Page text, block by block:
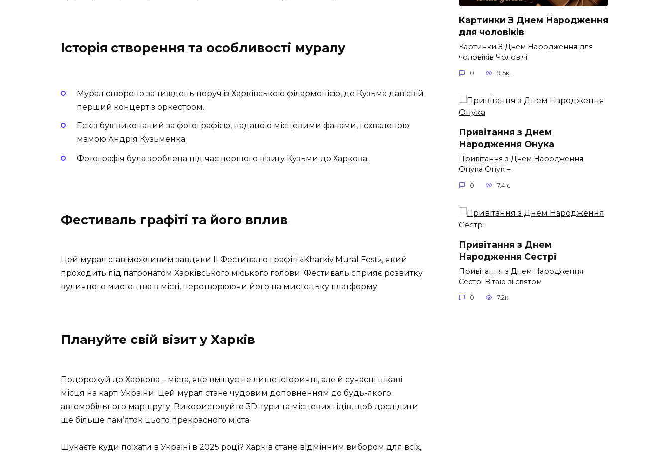
Історія створення та особливості муралу
Мурал створено за тиждень поруч із Харківською філармонією, де Кузьма дав свій
перший концерт з оркестром.
Ескіз був виконаний за фотографією, наданою місцевими фанами, і схваленою
мамою Андрія Кузьменка.
Фотографія була зроблена під час першого візиту Кузьми до Харкова.
Фестиваль графіті та його вплив
Цей мурал став можливим завдяки II Фестивалю графіті «Kharkiv Mural Fest», який
проходить під патронатом Харківського міського голови. Фестиваль сприяє розвитку
вуличного мистецтва в місті, перетворюючи його на мистецьку платформу.
Плануйте свій візит у Харків
Подорожуй до Харкова – міста, яке вміщує не лише історичні, але й сучасні цікаві
місця на карті України. Цей мурал стане чудовим доповненням до будь-якого
автомобільного маршруту. Використовуйте 3D-тури та місцевих гідів, щоб дослідити
ще більше пам’яток цього прекрасного міста.
Шукаєте куди поїхати в Україні в 2025 році? Харків стане відмінним вибором для всіх,
Картинки З Днем Народження
для чоловіків​
Картинки З Днем Народження для
чоловіків​ Чоловічі
0 9.5к.
Привітання з Днем
Народження Онука
Привітання з Днем Народження
Онука Онук –
0 7.4к.
Привітання з Днем
Народження Сестрі
Привітання з Днем Народження
Сестрі Вітаю зі святом
0 7.2к.